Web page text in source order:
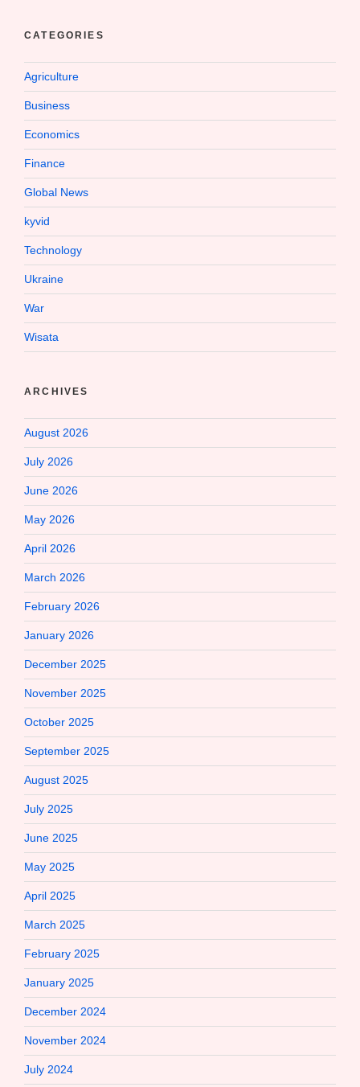
CATEGORIES
Agriculture
Business
Economics
Finance
Global News
kyvid
Technology
Ukraine
War
Wisata
ARCHIVES
August 2026
July 2026
June 2026
May 2026
April 2026
March 2026
February 2026
January 2026
December 2025
November 2025
October 2025
September 2025
August 2025
July 2025
June 2025
May 2025
April 2025
March 2025
February 2025
January 2025
December 2024
November 2024
July 2024